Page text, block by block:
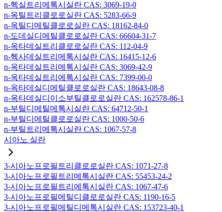
n-헥실트리메톡시실란 CAS: 3069-19-0
n-옥틸트리클로로실란 CAS: 5283-66-9
n-옥틸디메틸클로로실란 CAS: 18162-84-0
n-도데실디메틸클로로실란 CAS: 66604-31-7
n-옥타데실트리클로로실란 CAS: 112-04-9
n-헥사데실트리메톡시실란 CAS: 16415-12-6
n-옥타데실트리메톡시실란 CAS: 3069-42-9
n-옥타데실트리에톡시실란 CAS: 7399-00-0
n-옥타데실디메틸클로로실란 CAS: 18643-08-8
n-옥타데실디이소부틸클로로실란 CAS: 162578-86-1
n-부틸디메틸메톡시실란 CAS: 64712-50-1
n-부틸디메틸클로로실란 CAS: 1000-50-6
n-부틸트리메톡시실란 CAS: 1067-57-8
시아노 실란
3-시아노프로필트리클로로실란 CAS: 1071-27-8
3-시아노프로필트리메톡시실란 CAS: 55453-24-2
3-시아노프로필트리에톡시실란 CAS: 1067-47-6
3-시아노프로필메틸디클로로실란 CAS: 1190-16-5
3-시아노프로필메틸디메톡시실란 CAS: 153723-40-1